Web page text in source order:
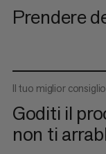
Prendere
Il tuo miglior
Goditi il
non ti